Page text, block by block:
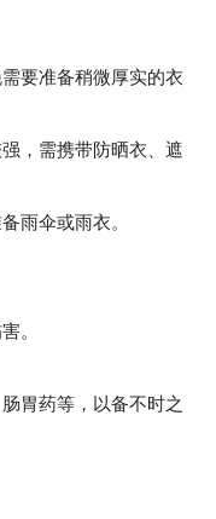
要准备稍微厚实的衣
，需携带防晒衣、遮
雨伞或雨衣。
。
胃药等，以备不时之